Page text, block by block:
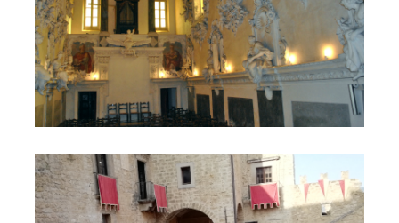
Festa al Castello